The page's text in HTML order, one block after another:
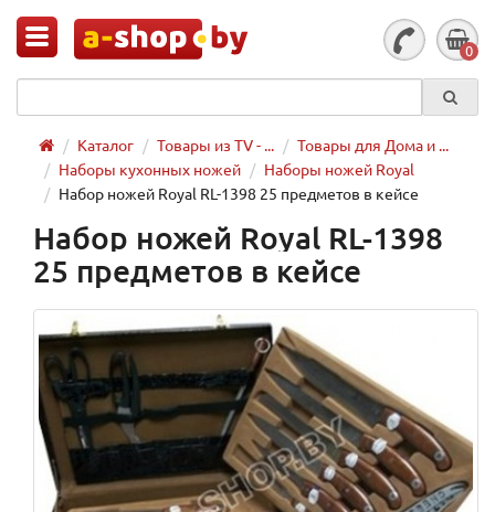
0
Каталог Товары из TV - ...
Товары для Дома и ...
Наборы кухонных ножей
Наборы ножей Royal
Набор ножей Royal RL-1398 25 предметов в кейсе
Набор ножей Royal RL-1398
25 предметов в кейсе